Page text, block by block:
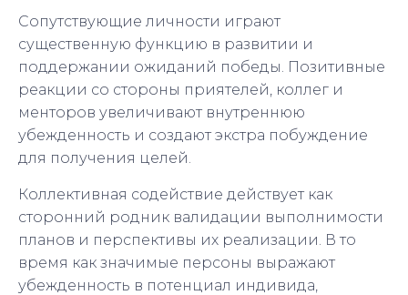
Сопутствующие личности играют
существенную функцию в развитии и
поддержании ожиданий победы. Позитивные
реакции со стороны приятелей, коллег и
менторов увеличивают внутреннюю
убежденность и создают экстра побуждение
для получения целей.
Коллективная содействие действует как
сторонний родник валидации выполнимости
планов и перспективы их реализации. В то
время как значимые персоны выражают
убежденность в потенциал индивида,